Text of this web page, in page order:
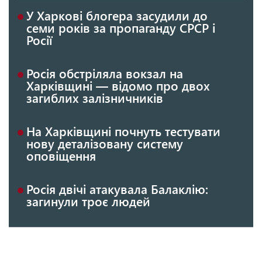
У Харкові блогера засудили до
семи років за пропаганду СРСР і
Росії
Росія обстріляла вокзал на
Харківщині — відомо про двох
загиблих залізничників
На Харківщині почнуть тестувати
нову деталізовану систему
оповіщення
Росія двічі атакувала Балаклію:
загинули троє людей